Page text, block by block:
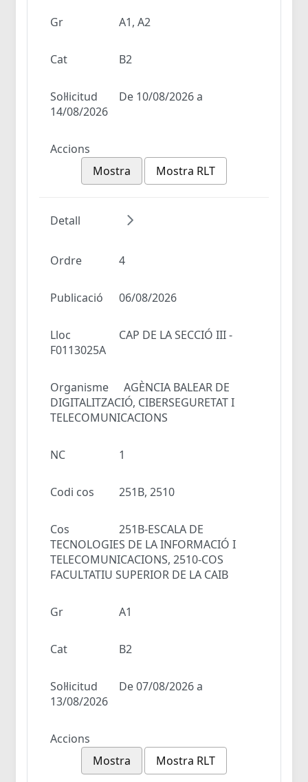
Gr A1, A2
Cat B2
Sol·licitud
De 10/08/2026 a
14/08/2026
Accions
Mostra
Mostra RLT
Detall
Ordre 4
Publicació 06/08/2026
Lloc
CAP DE LA SECCIÓ III -
F0113025A
Organisme
AGÈNCIA BALEAR DE
DIGITALITZACIÓ, CIBERSEGURETAT I
TELECOMUNICACIONS
NC 1
Codi cos 251B, 2510
Cos
251B-ESCALA DE
TECNOLOGIES DE LA INFORMACIÓ I
TELECOMUNICACIONS, 2510-COS
FACULTATIU SUPERIOR DE LA CAIB
Gr A1
Cat B2
Sol·licitud
De 07/08/2026 a
13/08/2026
Accions
Mostra
Mostra RLT